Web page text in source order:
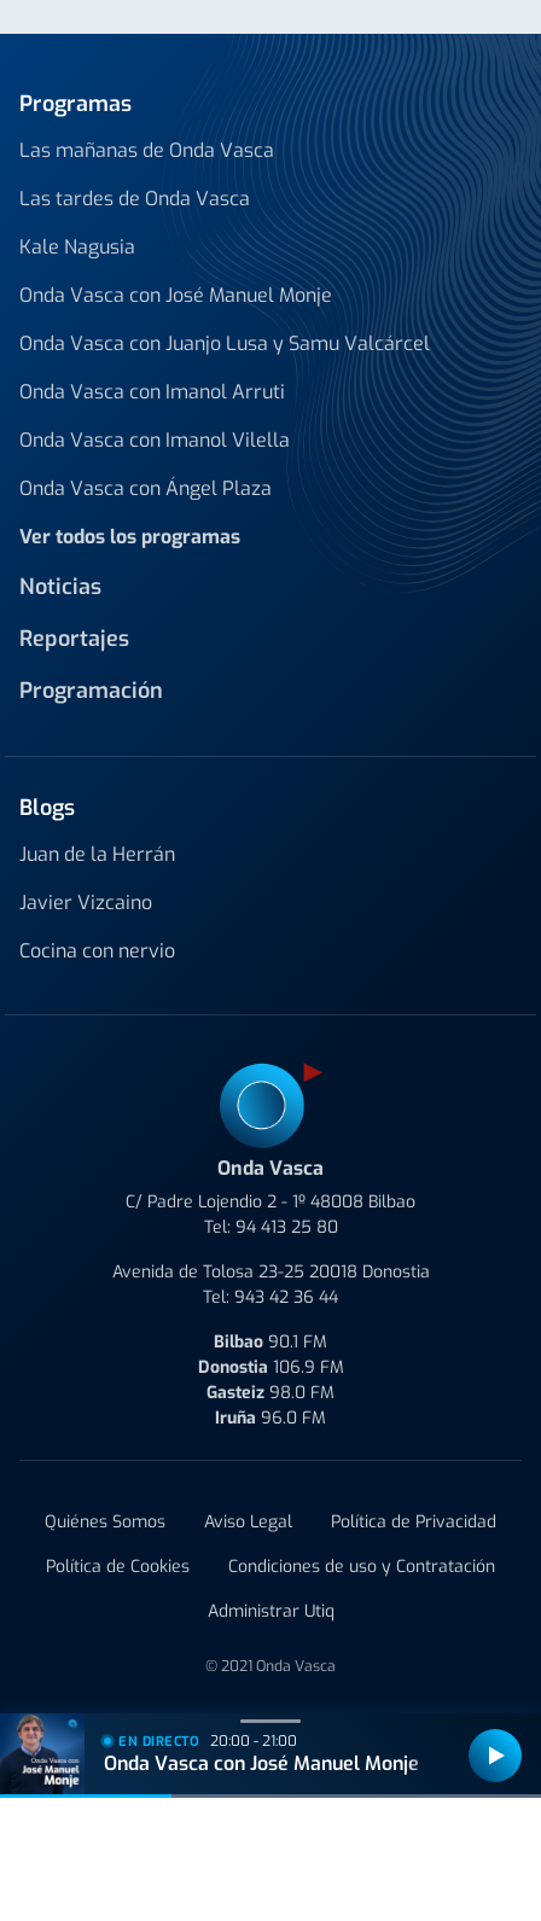
Programas
Las mañanas de Onda Vasca
Las tardes de Onda Vasca
Kale Nagusia
Onda Vasca con José Manuel Monje
Onda Vasca con Juanjo Lusa y Samu Valcárcel
Onda Vasca con Imanol Arruti
Onda Vasca con Imanol Vilella
Onda Vasca con Ángel Plaza
Ver todos los programas
Noticias
Reportajes
Programación
Blogs
Juan de la Herrán
Javier Vizcaino
Cocina con nervio
Onda Vasca
C/ Padre Lojendio 2 - 1º 48008 Bilbao
Tel: 94 413 25 80
Avenida de Tolosa 23-25 20018 Donostia
Tel: 943 42 36 44
Bilbao 90.1 FM
Donostia 106.9 FM
Gasteiz 98.0 FM
Iruña 96.0 FM
Quiénes Somos Aviso Legal
Política de Privacidad
Política de Cookies
Condiciones de uso y Contratación
Administrar Utiq
© 2021 Onda Vasca
EN DIRECTO 20:00 - 21:00
Onda Vasca con José Manuel Monje